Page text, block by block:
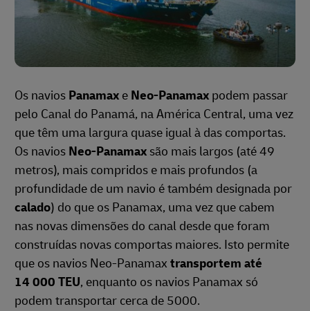
Os navios Panamax e Neo-Panamax podem passar
pelo Canal do Panamá, na América Central, uma vez
que têm uma largura quase igual à das comportas.
Os navios Neo-Panamax são mais largos (até 49
metros), mais compridos e mais profundos (a
profundidade de um navio é também designada por
calado) do que os Panamax, uma vez que cabem
nas novas dimensões do canal desde que foram
construídas novas comportas maiores. Isto permite
que os navios Neo-Panamax transportem até
14 000 TEU, enquanto os navios Panamax só
podem transportar cerca de 5000.